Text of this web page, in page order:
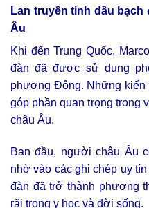
Lan truyền tinh dầu bạch
Âu
Khi đến Trung Quốc,
đàn đã được sử dụng
phương Đông. Những kiến
góp phần quan trọng trong
châu Âu.
Ban đầu, người châu Âu
nhờ vào các ghi chép uy
đàn đã trở thành phương
rãi trong y học và đời sống.